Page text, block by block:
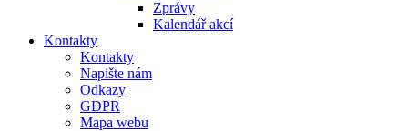
Zprávy
Kalendář akcí
Kontakty
Kontakty
Napište nám
Odkazy
GDPR
Mapa webu